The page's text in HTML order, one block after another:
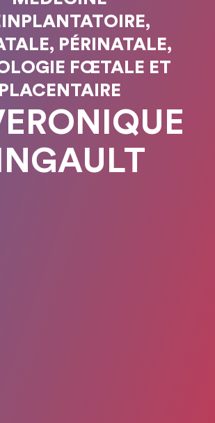
PÉRINATALE,
FŒTALE ET
PLACENTAIRE